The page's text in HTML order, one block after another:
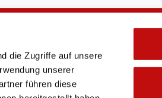
die Zugriffe auf unsere
unserer
führen diese